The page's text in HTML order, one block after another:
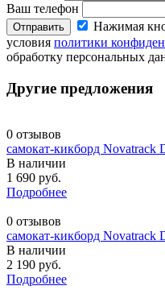
Ваш телефон
Отправить
Нажимая
условия политики
обработку персональных
Другие предложения
0 отзывов
самокат-кикборд Novatrack
В наличии
1 690 руб.
Подробнее
0 отзывов
самокат-кикборд Novatrack
В наличии
2 190 руб.
Подробнее